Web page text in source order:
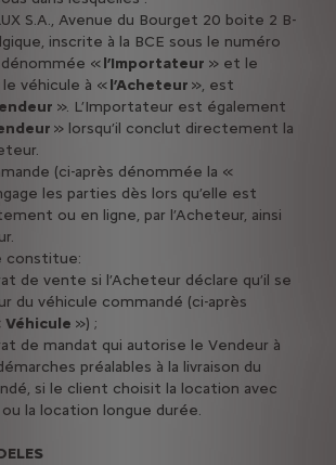
S.A., Avenue du Bourget 20 boite 2 B-
inscrite à la BCE sous le numéro
dénommée «l’Importateur » et le
le véhicule à «l’Acheteur », est
». L’Importateur est également
» lorsqu’il conclut directement la
(ci-après dénommée la «
les parties dès lors qu’elle est
ou en ligne, par l’Acheteur, ainsi
constitue:
de vente si l’Acheteur déclare qu’il se
du véhicule commandé (ci-après
Véhicule ») ;
de mandat qui autorise le Vendeur à
préalables à la livraison du
si le client choisit la location avec
la location longue durée.